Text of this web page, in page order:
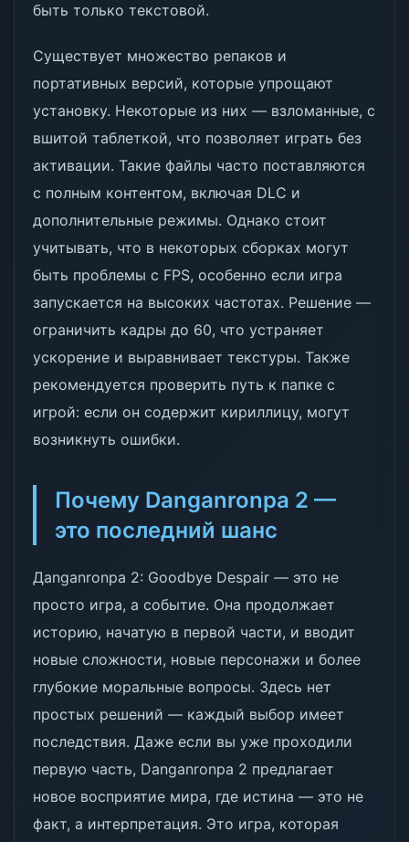
быть только текстовой.
Существует множество репаков и
портативных версий, которые упрощают
установку. Некоторые из них — взломанные, с
вшитой таблеткой, что позволяет играть без
активации. Такие файлы часто поставляются
с полным контентом, включая DLC и
дополнительные режимы. Однако стоит
учитывать, что в некоторых сборках могут
быть проблемы с FPS, особенно если игра
запускается на высоких частотах. Решение —
ограничить кадры до 60, что устраняет
ускорение и выравнивает текстуры. Также
рекомендуется проверить путь к папке с
игрой: если он содержит кириллицу, могут
возникнуть ошибки.
Почему Danganronpa 2 —
это последний шанс
Дanganronpa 2: Goodbye Despair — это не
просто игра, а событие. Она продолжает
историю, начатую в первой части, и вводит
новые сложности, новые персонажи и более
глубокие моральные вопросы. Здесь нет
простых решений — каждый выбор имеет
последствия. Даже если вы уже проходили
первую часть, Danganronpa 2 предлагает
новое восприятие мира, где истина — это не
факт, а интерпретация. Это игра, которая